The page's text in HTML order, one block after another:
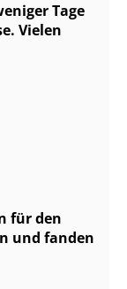
Tage
Vielen
für den
und fanden